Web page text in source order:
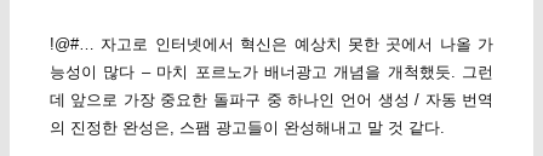
!@#… 자고로 인터넷에서 혁신은 예상치 못한 곳에서 나올 가
능성이 많다 – 마치 포르노가 배너광고 개념을 개척했듯. 그런
데 앞으로 가장 중요한 돌파구 중 하나인 언어 생성 / 자동 번역
의 진정한 완성은, 스팸 광고들이 완성해내고 말 것 같다.